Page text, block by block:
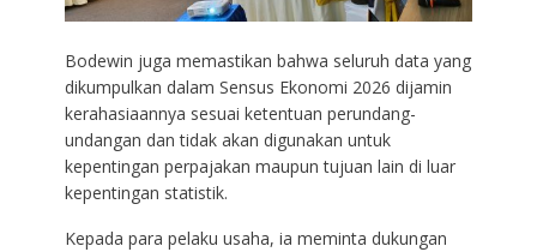
Bodewin juga memastikan bahwa seluruh data yang
dikumpulkan dalam Sensus Ekonomi 2026 dijamin
kerahasiaannya sesuai ketentuan perundang-
undangan dan tidak akan digunakan untuk
kepentingan perpajakan maupun tujuan lain di luar
kepentingan statistik.
Kepada para pelaku usaha, ia meminta dukungan